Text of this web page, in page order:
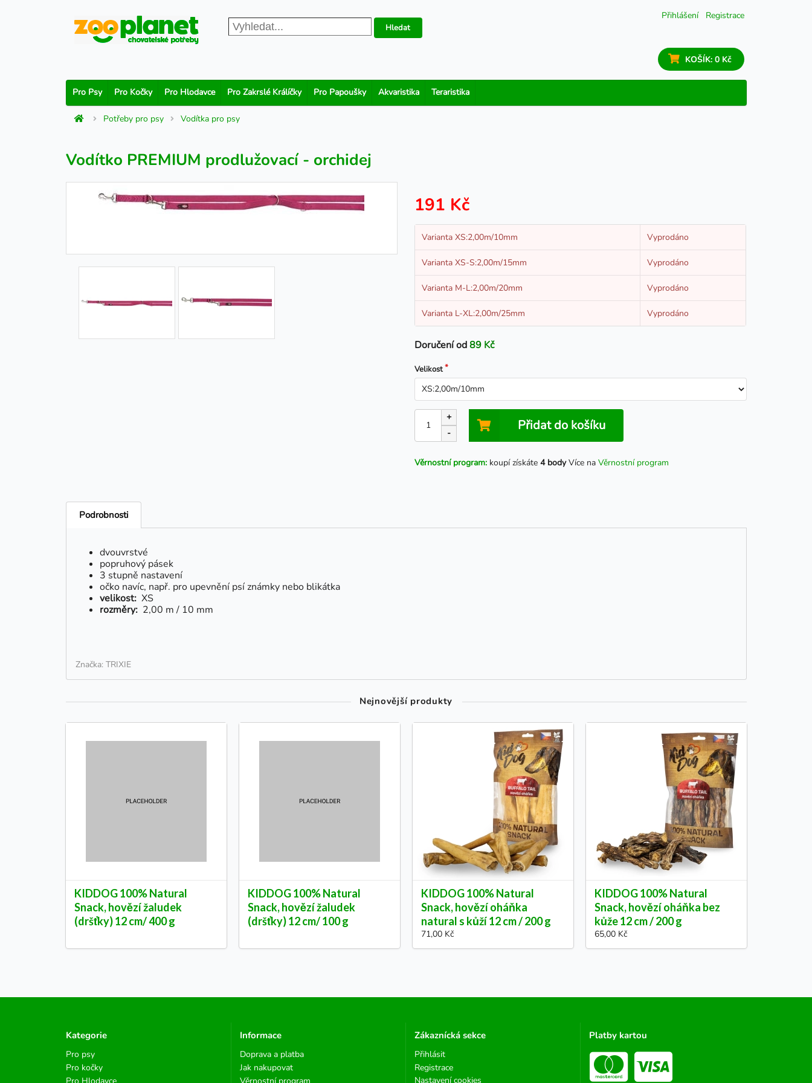
Přihlášení Registrace
Hledat
KOŠÍK: 0 Kč
Pro Psy Pro Kočky Pro Hlodavce Pro Zakrslé Králíčky Pro Papoušky Akvaristika Teraristika
Potřeby pro psy Vodítka pro psy
Vodítko PREMIUM prodlužovací - orchidej
191 Kč
Varianta XS:2,00m/10mm Vyprodáno
Varianta XS-S:2,00m/15mm Vyprodáno
Varianta M-L:2,00m/20mm Vyprodáno
Varianta L-XL:2,00m/25mm Vyprodáno
Doručení od89 Kč
Velikost
+
-
Přidat do košíku
Věrnostní program: koupí získáte 4 bodyVíce na Věrnostní program
Podrobnosti
dvouvrstvé
popruhový pásek
3 stupně nastavení
očko navíc, např. pro upevnění psí známky nebo blikátka
velikost:XS
rozměry:2,00 m / 10 mm
Značka: TRIXIE
Nejnovější produkty
KIDDOG 100% Natural
Snack, hovězí žaludek
(dršťky) 12 cm/ 400 g
KIDDOG 100% Natural
Snack, hovězí žaludek
(dršťky) 12 cm/ 100 g
KIDDOG 100% Natural
Snack, hovězí oháňka
natural s kůží 12 cm / 200 g
71,00 Kč
KIDDOG 100% Natural
Snack, hovězí oháňka bez
kůže 12 cm / 200 g
65,00 Kč
Kategorie
Pro psy
Pro kočky
Informace
Doprava a platba
Jak nakupovat
Zákaznícká sekce
Přihlásit
Registrace
Nastavení cookies
Platby kartou